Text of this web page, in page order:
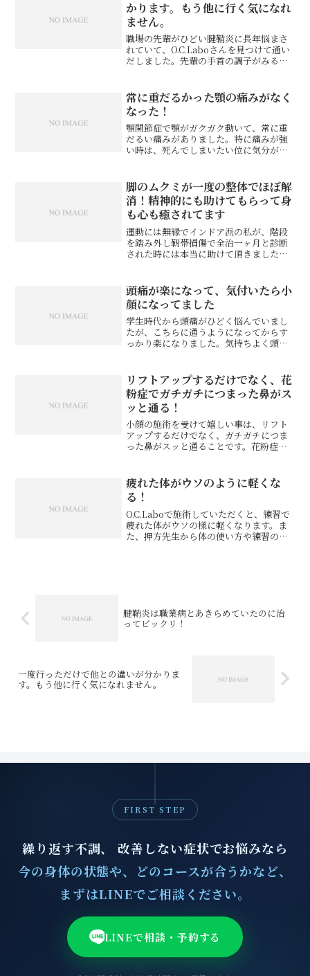
かります。もう他に行く気になれ
ません。
職場の先輩がひどい腱鞘炎に長年悩まさ
れていて、O.C.Laboさんを見つけて通い
だしました。先輩の手首の調子がみるみ
の先生は本物だ！と思いました。私も肩
こりがひどくて近所...
常に重だるかった顎の痛みがなく
なった！
顎関節症で顎がガクガク動いて、常に重
だるい痛みがありました。特に痛みが強
い時は、死んでしまいたい位に気分が落
来てみました。最初は治るか不安でした
が、来るたびにど...
脚のムクミが一度の整体でほぼ解
消！精神的にも助けてもらって身
も心も癒されてます
運動には無縁でインドア派の私が、階段
を踏み外し靭帯損傷で全治一ヶ月と診断
された時には本当に助けて頂きました。
ず……。毎日強い「むくみ」に悩まさ
れ、松葉杖が外れ池袋の押方先生...
頭痛が楽になって、気付いたら小
顔になってました
学生時代から頭痛がひどく悩んでいまし
たが、こちらに通うようになってからす
っかり楽になりました。気持ちよく頭や
たら顔が引き締まって目がぱっちりして
る！頭痛を治してもらってい...
リフトアップするだけでなく、花
粉症でガチガチにつまった鼻がス
ッと通る！
小顔の施術を受けて嬉しい事は、リフト
アップするだけでなく、ガチガチにつま
った鼻がスッと通ることです。花粉症の
す」と言われる時は、疲れやストレスが
かなりたまっている時なの...
疲れた体がウソのように軽くな
る！
O.C.Laboで施術していただくと、練習で
疲れた体がウソの様に軽くなります。ま
た、押方先生から体の使い方や練習の仕
腱鞘炎は職業病とあきらめていたのに治
ってビックリ！
一度行っただけで他との違いが分かりま
す。もう他に行く気になれません。
FIRST STEP
繰り返す不調、 改善しない症状でお悩みなら
今の身体の状態や、どのコースが合うかなど、
まずはLINEでご相談ください。
LINEで相談・予約する